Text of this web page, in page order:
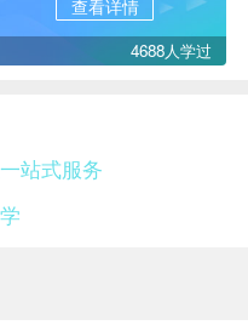
查看详情
4688人学过
站式服务